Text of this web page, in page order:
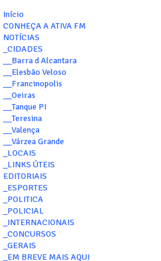
Início
CONHEÇA A ATIVA FM
NOTÍCIAS
_CIDADES
__Barra d Alcantara
__Elesbão Veloso
__Francinopolis
__Oeiras
__Tanque PI
__Teresina
__Valença
__Várzea Grande
_LOCAIS
_LINKS ÚTEIS
EDITORIAIS
_ESPORTES
_POLITICA
_POLICIAL
_INTERNACIONAIS
_CONCURSOS
_GERAIS
_EM BREVE MAIS AQUI